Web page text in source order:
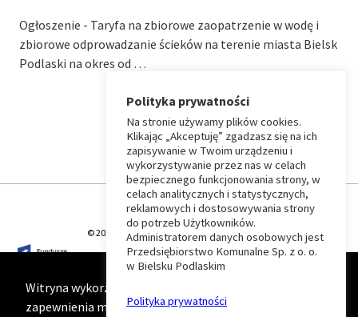
Ogłoszenie - Taryfa na zbiorowe zaopatrzenie w wodę i
zbiorowe odprowadzanie ścieków na terenie miasta Bielsk
Podlaski na okres od …
⏶
Wróć
do
początku
strony
© 2026 T-Matic Grupa Computer Plus Sp. z o.o.
Witryna wykorzystuje ciasteczka (cookies) w celu
zapewnienia maksymalnej wygody podczas korzystania
Polityka prywatności
Na stronie używamy plików cookies.
Klikając „Akceptuję” zgadzasz się na ich
zapisywanie w Twoim urządzeniu i
wykorzystywanie przez nas w celach
bezpiecznego funkcjonowania strony, w
celach analitycznych i statystycznych,
reklamowych i dostosowywania strony
do potrzeb Użytkowników.
Administratorem danych osobowych jest
Przedsiębiorstwo Komunalne Sp. z o. o.
w Bielsku Podlaskim
Polityka prywatności